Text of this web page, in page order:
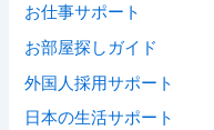
お仕事サポート
お部屋探しガイド
外国人採用サポート
日本の生活サポート